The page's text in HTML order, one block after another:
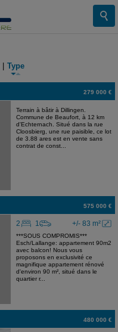
Type
279 000 €
Terrain à bâtir à Dillingen.
Commune de Beaufort, à 12 km
d'Echternach. Situé dans la rue
Cloosbierg, une rue paisible, ce lot
de 3.88 ares est en vente sans
contrat de const...
575 000 €
+/- 83 m²
2 1
***SOUS COMPROMIS***
Esch/Lallange: appartement 90m2
avec balcon! Nous vous
proposons en exclusivité ce
magnifique appartement rénové
d'environ 90 m², situé dans le
quartier r...
480 000 €